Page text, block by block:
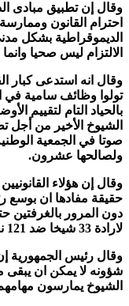
وقال إن تطبيق مبادى
احترام القانون
الديموقراطية بشكل
الالتزام ليس صحيا
وقال انه استدعى كبار
تولوا وظائف سامية في
بالحياد التام لتقييم
ولصالحها عشرون.
وقال إن هؤلاء
حقيقة مفادها ان بوسع
دون المرور بالغرفتين
لارادة 33 شيخا ضد 121 نائبا منتخبين بالاقتراع المباشر.
وقال رئيس الجمهورية
شؤونه لا يمكن ان يبقى
الشيوخ يمارسون مهامهم